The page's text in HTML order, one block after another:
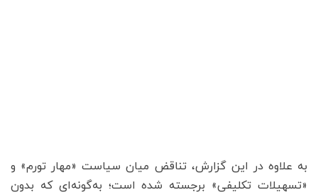
به علاوه در این گزارش، تناقض میان سیاست «مهار تورم» و
«تسهیلات تکلیفی» برجسته شده است؛ به‌گونه‌ای که بدون